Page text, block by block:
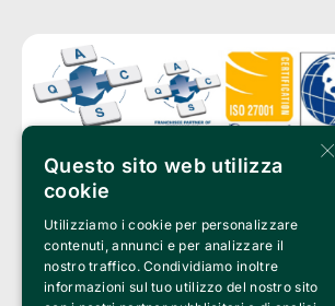
Clappit è un marchio di proprietà di:
Bemils Srl
a Socio Unico
Via Fosse Ardeatine, 4 -20092 Cinisello Balsamo (MI)
PI 05589050961
×
Questo sito web utilizza
cookie
Utilizziamo i cookie per personalizzare
contenuti, annunci e per analizzare il
nostro traffico. Condividiamo inoltre
informazioni sul tuo utilizzo del nostro sito